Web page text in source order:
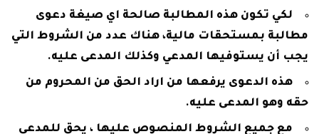
لكي تكون هذه المطالبة صالحة اي صيغة دعوى
مطالبة بمستحقات مالية، هناك عدد من الشروط التي
يجب أن يستوفيها المدعي وكذلك المدعى عليه.
هذه الدعوى يرفعها من اراد الحق من المحروم من
حقه وهو المدعى عليه.
مع جميع الشروط المنصوص عليها ، يحق للمدعي